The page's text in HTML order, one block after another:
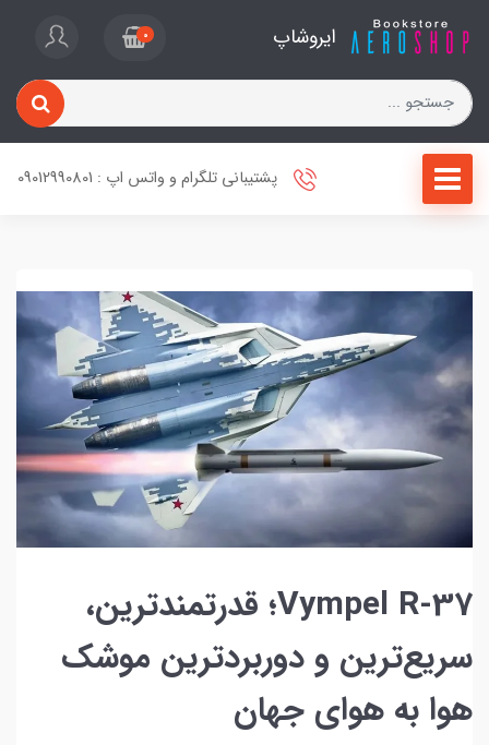
ایروشاپ 0
پشتیبانی تلگرام و واتس اپ : 09012990801
Vympel R-37؛ قدرتمندترین،
سریع‌ترین و دوربردترین موشک
هوا به هوای جهان